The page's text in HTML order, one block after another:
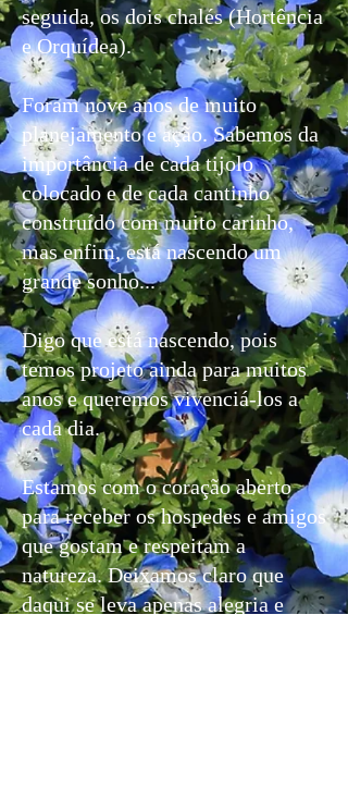
seguida, os dois chalés (Hortência
e Orquídea).
Foram nove anos de muito
planejamento e ação. Sabemos da
importância de cada tijolo
colocado e de cada cantinho
construído com muito carinho,
mas enfim, está nascendo um
grande sonho...
Digo que está nascendo, pois
temos projeto ainda para muitos
anos e queremos vivenciá-los a
cada dia.
Estamos com o coração aberto
para receber os hospedes e amigos
que gostam e respeitam a
natureza. Deixamos claro que
daqui se leva apenas alegria e